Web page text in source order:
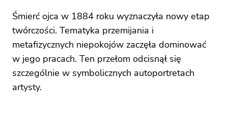
Śmierć ojca w 1884 roku wyznaczyła nowy etap
twórczości. Tematyka przemijania i
metafizycznych niepokojów zaczęła dominować
w jego pracach. Ten przełom odcisnął się
szczególnie w symbolicznych autoportretach
artysty.